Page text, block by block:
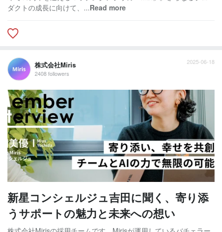
ダクトの成長に向けて、...Read more
株式会社Miris
2408 followers
2025-06-18
新星コンシェルジュ吉田に聞く、寄り添
うサポートの魅力と未来への想い